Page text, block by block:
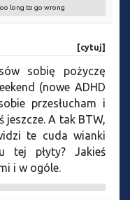
long to go wrong
[cytuj]
sobię pożyczę
(nowe ADHD
przesłucham i
jeszcze. A tak BTW,
te cuda wianki
tej płyty? Jakieś
i w ogóle.